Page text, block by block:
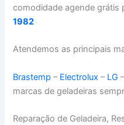
comodidade agende
1982
Atendemos as principais
Brastemp – Electrolux – LG
marcas de geladeiras
Reparação de Geladeira,